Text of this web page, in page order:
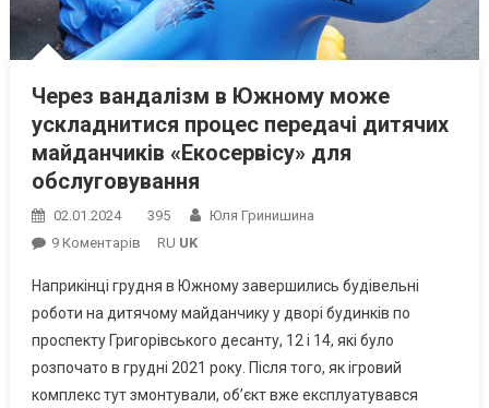
Через вандалізм в Южному може
ускладнитися процес передачі дитячих
майданчиків «Екосервісу» для
обслуговування
02.01.2024 395
Юля Гринишина
9 КоментарівДо
Вандалізм
В
Южному
Може
Ускладнитися
RU UK
Наприкінці грудня в Южному завершились будівельні
роботи на дитячому майданчику у дворі будинків по
проспекту Григорівського десанту, 12 і 14, які було
розпочато в грудні 2021 року. Після того, як ігровий
комплекс тут змонтували, об’єкт вже експлуатувався